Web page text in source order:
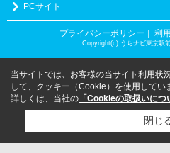
PCサイト
プライバシーポリシー ｜ 利
Copyright(c) うちナビ東京駅
当サイトでは、お客様の当サイト利用状
して、クッキー（Cookie）を使用してい
詳しくは、当社の 「Cookieの取扱いにつ
閉じ